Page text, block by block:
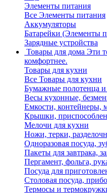
Элементы питания
Все Элементы питания
Аккумуляторы
Батарейки (Элементы
Зарядные устройства
Товары для дома Эти
комфортнее.
Товары для кухни
Все Товары для кухни
Бумажные полотенца и
Весы кухонные,
Емкости, контейнеры,
Крышки,
Мелочи для кухни
Ножи, терки,
Одноразовая посуда,
Пакеты для завтрака,
Пергамент, фольга,
Посуда для
Столовая посуда,
Термосы и